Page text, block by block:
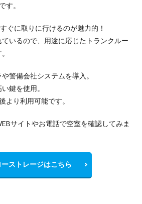
す。
ぐに取りに行けるのが魅力的！
いるので、用途に応じたトランクルー
警備会社システムを導入。
鍵を使用。
より利用可能です。
サイトやお電話で空室を確認してみま
ストレージはこちら